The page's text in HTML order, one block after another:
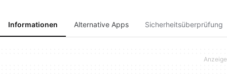
Informationen Alternative Apps Sicherheitsüberprüfung